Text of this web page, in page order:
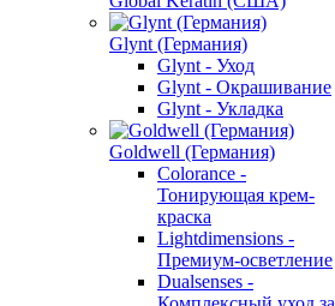
Glynt (Германия)
Glynt - Уход
Glynt - Окрашивание
Glynt - Укладка
Goldwell (Германия)
Colorance -
Тонирующая крем-
краска
Lightdimensions -
Премиум-осветление
Dualsenses -